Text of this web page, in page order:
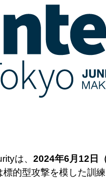
は、 2024年6月12日
標的型攻撃を模した訓